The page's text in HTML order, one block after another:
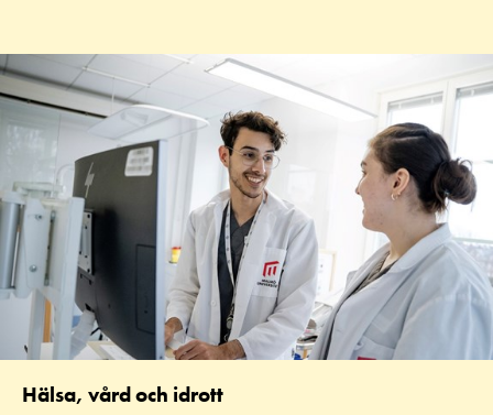
Hälsa, vård och idrott